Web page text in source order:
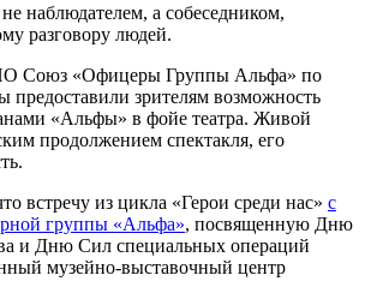
наблюдателем, а собеседником,
разговору людей.
Союз «Офицеры Группы Альфа» по
предоставили зрителям возможность
«Альфы» в фойе театра. Живой
продолжением спектакля, его
встречу из цикла «Герои среди нас» с
группы «Альфа», посвященную Дню
и Дню Сил специальных операций
музейно-выставочный центр